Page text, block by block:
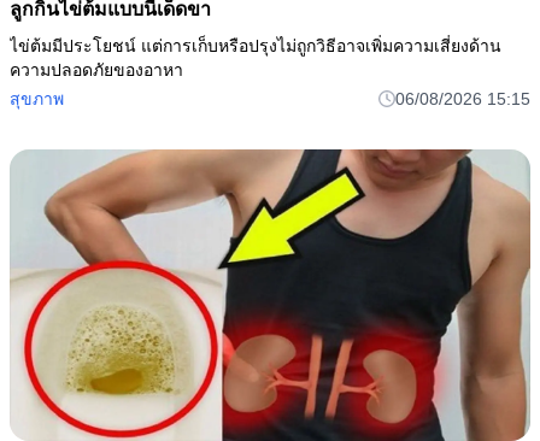
ลูกกินไข่ต้มแบบนี้เด็ดขา
ไข่ต้มมีประโยชน์ แต่การเก็บหรือปรุงไม่ถูกวิธีอาจเพิ่มความเสี่ยงด้าน
ความปลอดภัยของอาหา
สุขภาพ
06/08/2026 15:15